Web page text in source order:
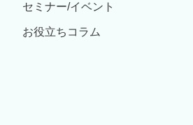
セミナー/イベント
お役立ちコラム